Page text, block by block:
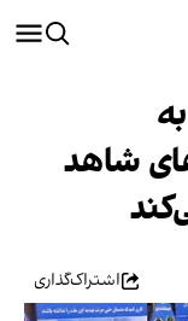
شاهد
اشتراک‌گذاری